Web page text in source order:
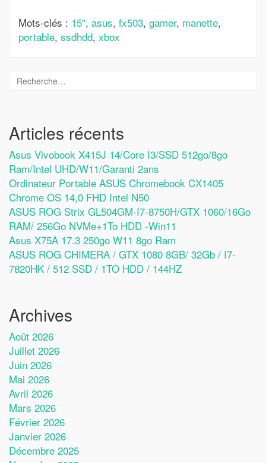
Mots-clés : 15'', asus, fx503, gamer, manette,
portable, ssdhdd, xbox
Articles récents
Asus Vivobook X415J 14/Core I3/SSD 512go/8go
Ram/Intel UHD/W11/Garanti 2ans
Ordinateur Portable ASUS Chromebook CX1405
Chrome OS 14,0 FHD Intel N50
ASUS ROG Strix GL504GM-I7-8750H/GTX 1060/16Go
RAM/ 256Go NVMe+1To HDD -Win11
Asus X75A 17.3 250go W11 8go Ram
ASUS ROG CHIMERA / GTX 1080 8GB/ 32Gb / I7-
7820HK / 512 SSD / 1TO HDD / 144HZ
Archives
Août 2026
Juillet 2026
Juin 2026
Mai 2026
Avril 2026
Mars 2026
Février 2026
Janvier 2026
Décembre 2025